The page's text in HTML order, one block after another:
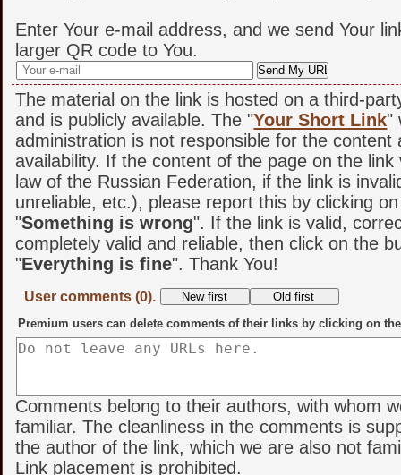
Enter Your e-mail address, and we send Your
larger QR code to You.
The material on the link is hosted on a third-
and is publicly available. The "Your Short Link"
administration is not responsible for the content
availability. If the content of the page on the link
law of the Russian Federation, if the link is
unreliable, etc.), please report this by clicking
"Something is wrong". If the link is valid,
completely valid and reliable, then click on the
"Everything is fine". Thank You!
User comments (0).
Premium users can delete comments of their links by clicking on
Comments belong to their authors, with whom
familiar. The cleanliness in the comments is
the author of the link, which we are also not
Link placement is prohibited.